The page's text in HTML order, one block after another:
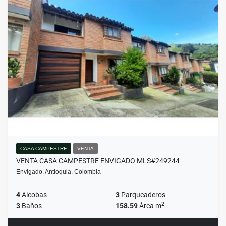
CASA CAMPESTRE VENTA
VENTA CASA CAMPESTRE ENVIGADO MLS#249244
Envigado, Antioquia, Colombia
4Alcobas 3 Parqueaderos
3 Baños 158.59Área m2